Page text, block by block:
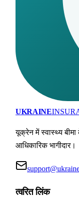
UKRAINE
यूक्रेन में स्वास्थ्य
आधिकारिक भागीदार।
त्वरित लिंक